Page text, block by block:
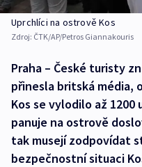
Uprchlíci na ostrově Kos
Zdroj: ČTK/AP/Petros Giannakouris
Praha – České turisty
přinesla britská média,
Kos se vylodilo až
panuje na ostrově
tak musejí zodpovídat
bezpečnostní situaci